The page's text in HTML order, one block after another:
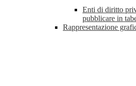
Enti di diritto
pubblicare in
Rappresentazione